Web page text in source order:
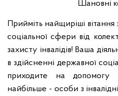
Шановні
Прийміть найщиріші
соціальної сфери від
захисту інвалідів! Ваша
в здійсненні державної
приходите на допомогу
найбільше - особи з